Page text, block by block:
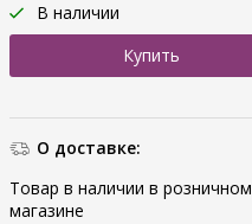
В наличии
О доставке:
Товар в наличии в розничном
магазине